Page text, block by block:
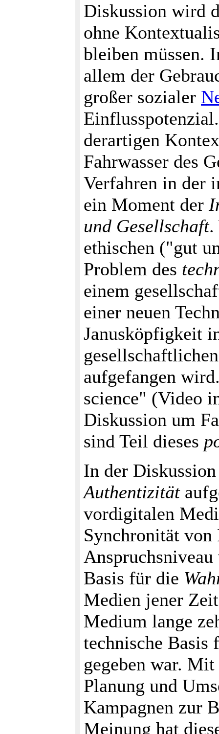
Diskussion wird
ohne
bleiben müssen.
allem der
großer sozialer
derartigen
Fahrwasser des
Verfahren in der
ein Moment der
und Gesellschaft.
ethischen ("gut
Problem des
einem
einer neuen
Janusköpfigkeit
aufgefangen
science" (Video
Diskussion um
sind Teil dieses
In der
Authentizität
vordigitalen
Synchronität von
Basis für die
Medien jener
Medium lange
technische Basis
gegeben war.
Planung und
Kampagnen zur
Meinung hat